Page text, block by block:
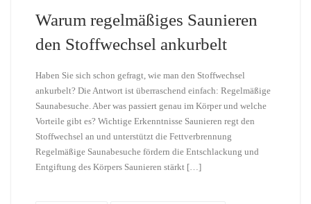
Warum regelmäßiges Saunieren
den Stoffwechsel ankurbelt
Haben Sie sich schon gefragt, wie man den Stoffwechsel
ankurbelt? Die Antwort ist überraschend einfach: Regelmäßige
Saunabesuche. Aber was passiert genau im Körper und welche
Vorteile gibt es? Wichtige Erkenntnisse Saunieren regt den
Stoffwechsel an und unterstützt die Fettverbrennung
Regelmäßige Saunabesuche fördern die Entschlackung und
Entgiftung des Körpers Saunieren stärkt […]